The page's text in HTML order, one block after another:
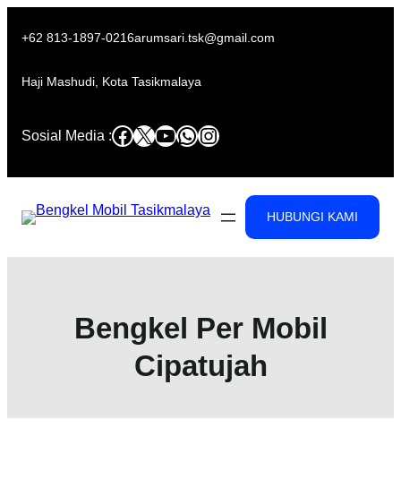
+62 813-1897-0216arumsari.tsk@gmail.com
Haji Mashudi, Kota Tasikmalaya
Sosial Media :Facebook
X YouTube
WhatsApp
Instagram
HUBUNGI KAMI
Bengkel Per Mobil
Cipatujah